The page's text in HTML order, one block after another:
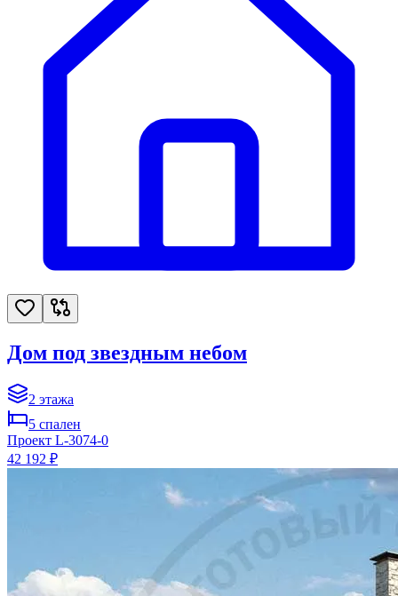
Дом под звездным небом
2 этажа
5 спален
Проект L-3074-0
42 192 ₽